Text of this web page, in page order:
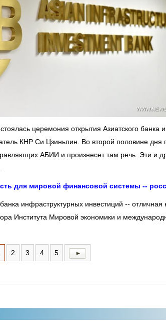
церемония открытия Азиатского банка
КНР Си Цзиньпин. Во второй половине дня
АБИИ и произнесет там речь. Эти и
для мировой финансовой системы --
инфраструктурных инвестиций -- отличная
Института Мировой экономики и
2 3 4 5